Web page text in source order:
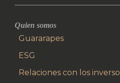
Quien somos
Guararapes
ESG
Relaciones con los